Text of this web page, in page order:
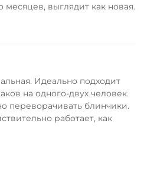
выглядит как новая.
Идеально подходит
на одного-двух человек.
переворачивать блинчики.
работает, как